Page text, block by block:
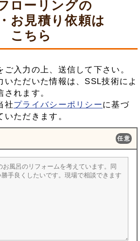
ローリングの
お見積り依頼は
こちら
入力の上、送信して下さい。
いただいた情報は、SSL技術によ
れます。
社プライバシーポリシーに基づ
ただきます。
任意